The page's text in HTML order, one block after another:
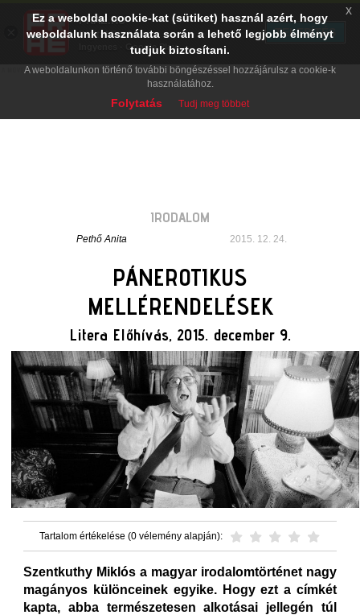
IRODALOM
Pethő Anita 2015. 12. 24.
PÁNEROTIKUS
MELLÉRENDELÉSEK
Litera Előhívás, 2015. december 9.
Tartalom értékelése (0 vélemény alapján):
Szentkuthy Miklós a magyar irodalomtörténet nagy
magányos különceinek egyike. Hogy ezt a címkét
kapta, abba természetesen alkotásai jellegén túl
Ez a weboldal cookie-kat (sütiket) használ azért, hogy
weboldalunk használata során a lehető legjobb élményt
tudjuk biztosítani.
A weboldalunkon történő további böngészéssel hozzájárulsz a cookie-k
használatához.
Folytatás Tudj meg többet
x
PRAE.HU
Digital Evolution
Ingyenes - Google Play
TELEPÍTÉS